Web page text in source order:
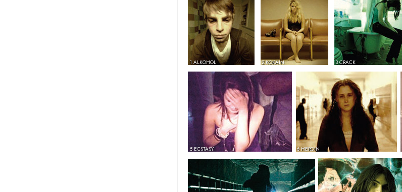
1 ALKOHOL 2 KOKAIN 3 CRACK
5 ECSTASY 6 HEROIN